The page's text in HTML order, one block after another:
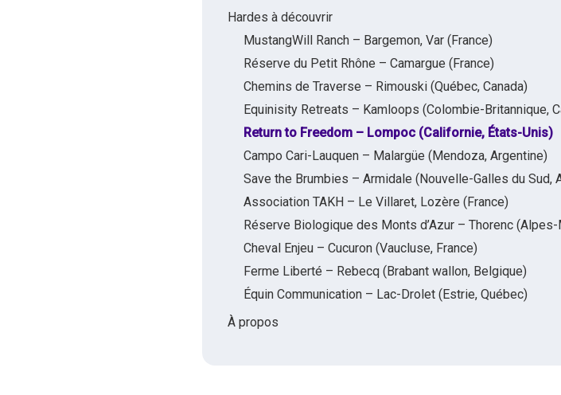
Hardes à découvrir
MustangWill Ranch – Bargemon, Var (France)
Réserve du Petit Rhône – Camargue (France)
Chemins de Traverse – Rimouski (Québec, Canada)
Equinisity Retreats – Kamloops (Colombie-Britannique,
Return to Freedom – Lompoc (Californie, États-Unis)
Campo Cari-Lauquen – Malargüe (Mendoza, Argentine)
Save the Brumbies – Armidale (Nouvelle-Galles du Sud,
Association TAKH – Le Villaret, Lozère (France)
Réserve Biologique des Monts d’Azur – Thorenc
Cheval Enjeu – Cucuron (Vaucluse, France)
Ferme Liberté – Rebecq (Brabant wallon, Belgique)
Équin Communication – Lac-Drolet (Estrie, Québec)
À propos